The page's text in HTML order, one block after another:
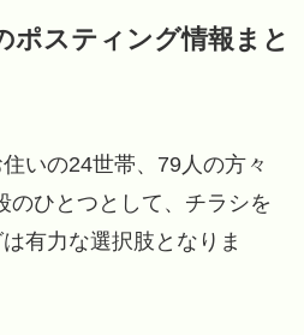
ポスティング情報まと
いの24世帯、79人の方々
のひとつとして、チラシを
有力な選択肢となりま